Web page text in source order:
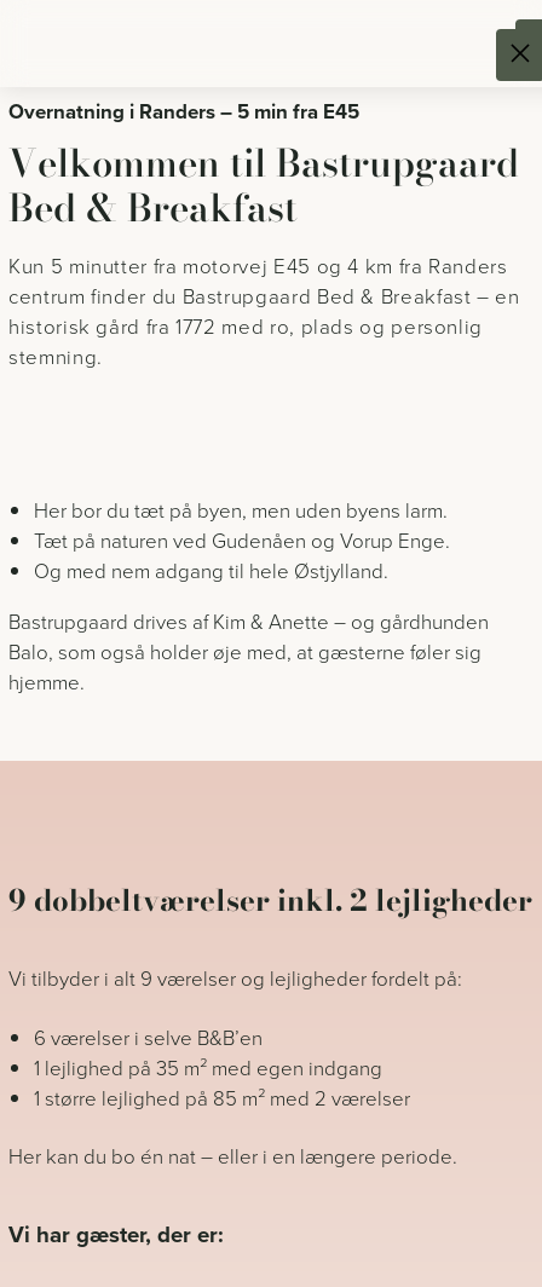
Overnatning i Randers – 5 min fra E45
Velkommen til Bastrupgaard
Bed & Breakfast
Kun 5 minutter fra motorvej E45 og 4 km fra Randers
centrum finder du Bastrupgaard Bed & Breakfast – en
historisk gård fra 1772 med ro, plads og personlig
stemning.
Her bor du tæt på byen, men uden byens larm.
Tæt på naturen ved Gudenåen og Vorup Enge.
Og med nem adgang til hele Østjylland.
Bastrupgaard drives af Kim & Anette – og gårdhunden
Balo, som også holder øje med, at gæsterne føler sig
hjemme.
9 dobbeltværelser inkl. 2 lejligheder
Vi tilbyder i alt 9 værelser og lejligheder fordelt på:
6 værelser i selve B&B’en
1 lejlighed på 35 m² med egen indgang
1 større lejlighed på 85 m² med 2 værelser
Her kan du bo én nat – eller i en længere periode.
Vi har gæster, der er: